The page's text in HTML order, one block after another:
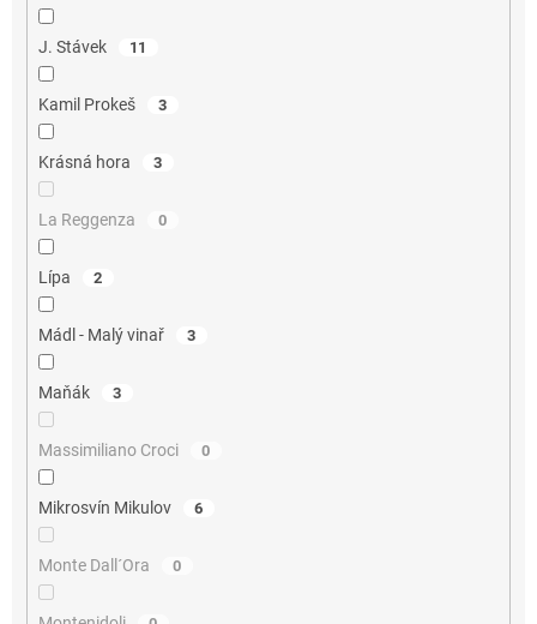
J. Stávek 11
Kamil Prokeš 3
Krásná hora 3
La Reggenza 0
Lípa 2
Mádl - Malý vinař 3
Maňák 3
Massimiliano Croci 0
Mikrosvín Mikulov 6
Monte Dall´Ora 0